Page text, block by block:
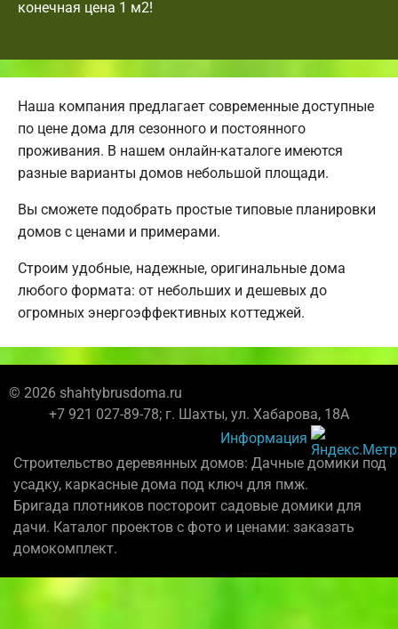
конечная цена 1 м2!
Наша компания предлагает современные доступные
по цене дома для сезонного и постоянного
проживания. В нашем онлайн-каталоге имеются
разные варианты домов небольшой площади.
Вы сможете подобрать простые типовые планировки
домов с ценами и примерами.
Строим удобные, надежные, оригинальные дома
любого формата: от небольших и дешевых до
огромных энергоэффективных коттеджей.
© 2026 shahtybrusdoma.ru
+7 921 027-89-78; г. Шахты, ул. Хабарова, 18А
Информация
Строительство деревянных домов: Дачные домики под
усадку, каркасные дома под ключ для пмж.
Бригада плотников постороит садовые домики для
дачи. Каталог проектов с фото и ценами: заказать
домокомплект.